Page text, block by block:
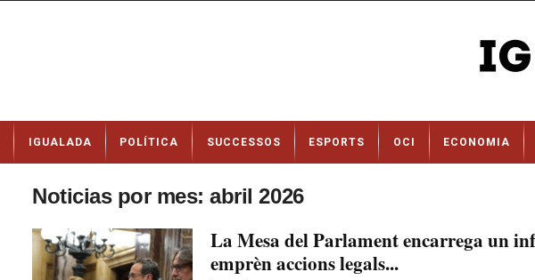
t
IGUALADA POLÍTICA SUCCESSOS ESPORTS OCI ECONOMIA
Noticias por mes: abril 2026
La Mesa del Parlament encarrega un
emprèn accions legals...